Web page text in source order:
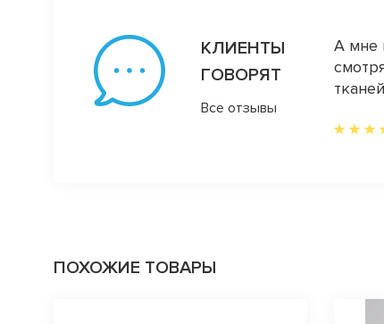
КЛИЕНТЫ
ГОВОРЯТ
Все отзывы
А мне
ПОХОЖИЕ ТОВАРЫ